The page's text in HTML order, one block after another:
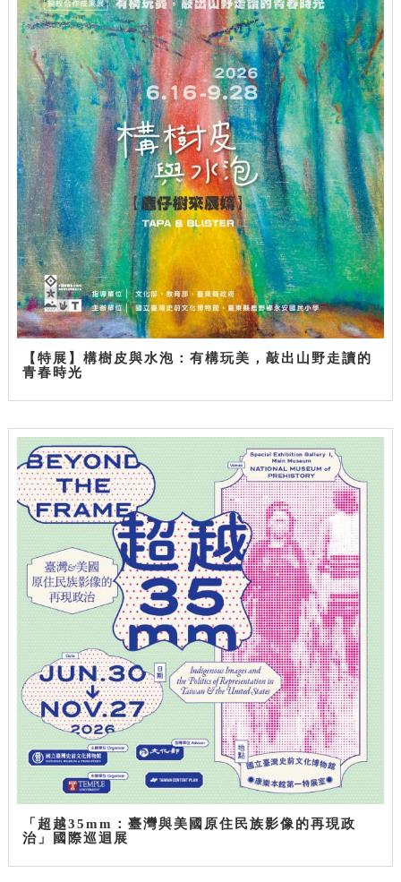
【特展】構樹皮與水泡：有構玩美，敲出山野走讀的
青春時光
「超越35mm：臺灣與美國原住民族影像的再現政
治」國際巡迴展